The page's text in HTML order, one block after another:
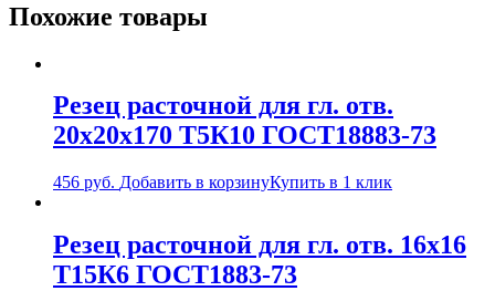
Похожие товары
Резец расточной для гл. отв.
20х20х170 Т5К10 ГОСТ18883-73
456 руб. Добавить в корзинуКупить в 1 клик
Резец расточной для гл. отв. 16х16
Т15К6 ГОСТ1883-73